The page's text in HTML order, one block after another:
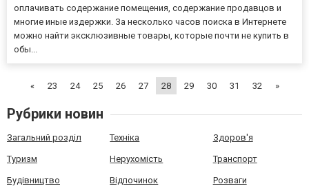
оплачивать содержание помещения, содержание продавцов и
многие иные издержки. За несколько часов поиска в Интернете
можно найти эксклюзивные товары, которые почти не купить в
обы...
« 23 24 25 26 27 28 29 30 31 32 »
Рубрики новин
Загальний розділ Техніка Здоров'я
Туризм Нерухомість Транспорт
Будівництво Відпочинок Розваги